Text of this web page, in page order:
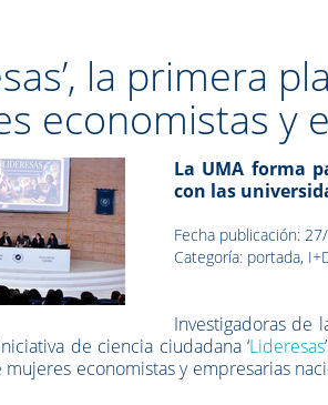
la primera
economistas y
La UMA forma
con las
Fecha publicación:
Categoría: portada,
Investigadoras de
de ciencia ciudadana ‘Lideresas
economistas y empresarias